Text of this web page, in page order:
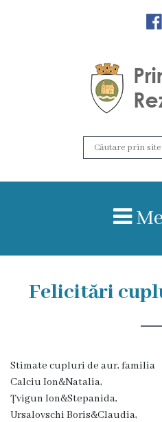
Amalgamare
în
Zile
de
Felicitări
Stimate cupluri de aur, familia
Calciu Ion&Natalia,
Țvigun Ion&Stepanida,
Ursalovschi Boris&Claudia,